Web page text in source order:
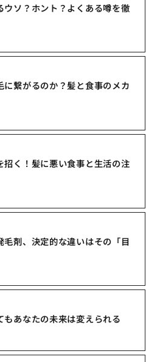
ウソ？ホント？よくある噂を徹
に繋がるのか？髪と食事のメカ
招く！髪に悪い食事と生活の注
毛剤、決定的な違いはその「目
あなたの未来は変えられる